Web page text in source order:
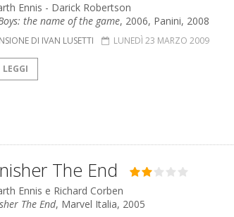
Ennis - Darick Robertson
the name of the game, 2006, Panini, 2008
DI IVAN LUSETTI LUNEDÌ 23 MARZO 2009
LEGGI
The End
Ennis e Richard Corben
The End, Marvel Italia, 2005